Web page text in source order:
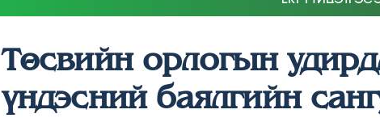
Төсвийн орлогын
үндэсний баялгийн